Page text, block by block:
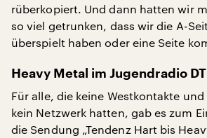
rüberkopiert. Und dann hatten wir
so viel getrunken, dass wir die A-
überspielt haben oder eine Seite
Heavy Metal im Jugendradio
Für alle, die keine Westkontakte
kein Netzwerk hatten, gab es zum
die Sendung „Tendenz Hart bis